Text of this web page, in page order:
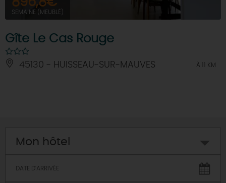
SEMAINE (MEUBLÉ)
Gîte Le Cas Rouge
45130 - HUISSEAU-SUR-MAUVES À 11 KM
Mon hôtel